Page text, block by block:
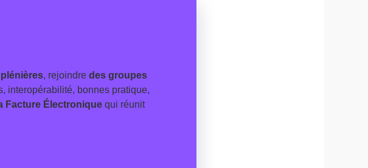
, rejoindre des groupes
interopérabilité, bonnes pratique,
Facture Électronique qui réunit